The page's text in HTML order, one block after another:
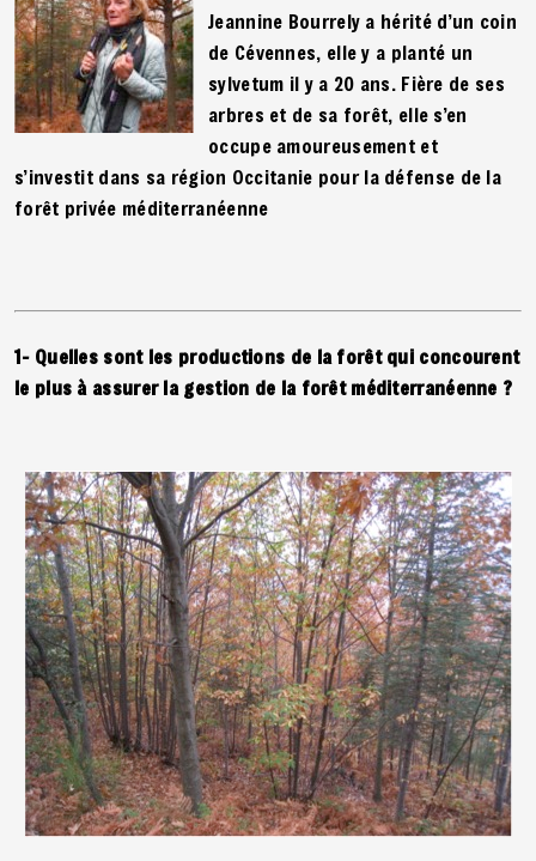
Jeannine Bourrely a hérité d’un coin
de Cévennes, elle y a planté un
sylvetum il y a 20 ans. Fière de ses
arbres et de sa forêt, elle s’en
occupe amoureusement et
s’investit dans sa région Occitanie pour la défense de la
forêt privée méditerranéenne
1- Quelles sont les productions de la forêt qui concourent
le plus à assurer la gestion de la forêt méditerranéenne ?